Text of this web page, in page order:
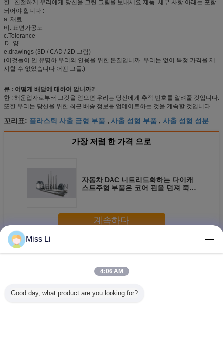
한 : 친절하게 우리에게 당신을 그린 그림을 보내세요 제품. 세부 사항 아래는 포함
되어야 합니다 :
a. 재료
비. 표면가공도
c.Tolerance
Ｄ. 양
e.drawings (3D / CAD / 2D 그림)
(이것들이 인 유명하 우리의 인용을 위한 본질입니까. 우리는 없이 특정 가격을 제
시할 수 없었습니다 어떤 그들.)
큐 : 어떻게 배달에 대하여 압니까?
한 : 해운업자로부터 그것을 얻으면 우리는 당신에게 추적 번호를 알려줄 것입니다.
또한 우리는 당신을 위한 최근 배송 정보를 업데이트하는 것을 계속할 것입니다.
꼬리표: 플라스틱 사출 금형 부품 , 사출 성형 부품 , 사출 성형 성분
가장 저렴 한 가격 으로
자동차 DAC 니트리드화하는 다이캐
스트주형 부품은 코어 핀을 던져 죽습
계속하다
더 많은 것
Miss Li
4:06 AM
Good day, what product are you looking for?